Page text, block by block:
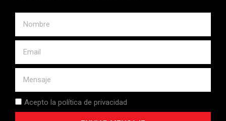
Acepto la política de privacidad